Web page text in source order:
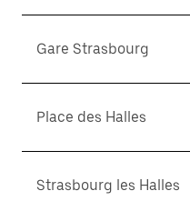
Gare Strasbourg
Place des Halles
Strasbourg les Halles